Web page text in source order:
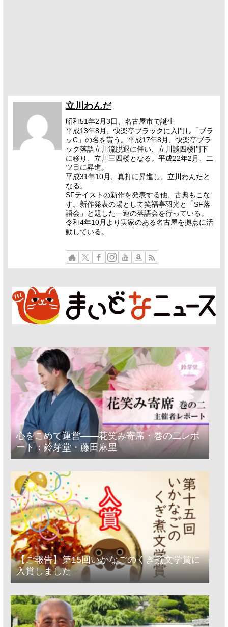
立川わんだ
昭和51年2月3日、名古屋市で誕生
平成13年8月、快楽亭ブラックに入門し「ブラ
ッC」の名を貰う。平成17年8月、快楽亭ブラ
ック落語立川流脱退に伴い、立川談四楼門下
に移り、立川三四楼となる。平成22年2月、二
ツ目に昇進。
平成31年10月、真打に昇進し、立川わんだと
なる。
SFテイストの新作を発表する他、古典もこな
す。新作発表の場として笑福亭羽光と「SF落
語会」と題した一連の落語会を行っている。
令和4年10月より実家のある名古屋を拠点に活
動している。
心をこめて運営――花笑み寄席・巻の二レポ
ート：鈴芽堂・藤田麻里
【ご報告】第15回いかなごのくぎ煮文学賞に
入賞しました